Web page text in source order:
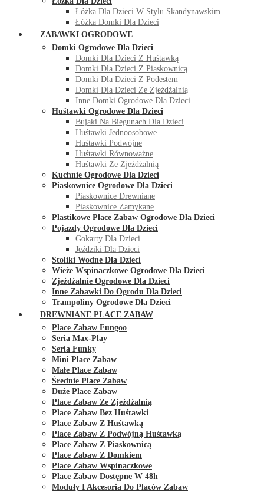
Łóżka Dla Dzieci W Stylu Skandynawskim
Łóżka Domki Dla Dzieci
ZABAWKI OGRODOWE
Domki Ogrodowe Dla Dzieci
Domki Dla Dzieci Z Huśtawką
Domki Dla Dzieci Z Piaskownicą
Domki Dla Dzieci Z Podestem
Domki Dla Dzieci Ze Zjeżdżalnią
Inne Domki Ogrodowe Dla Dzieci
Huśtawki Ogrodowe Dla Dzieci
Bujaki Na Biegunach Dla Dzieci
Huśtawki Jednoosobowe
Huśtawki Podwójne
Huśtawki Równoważne
Huśtawki Ze Zjeżdżalnią
Kuchnie Ogrodowe Dla Dzieci
Piaskownice Ogrodowe Dla Dzieci
Piaskownice Drewniane
Piaskownice Zamykane
Plastikowe Place Zabaw Ogrodowe Dla Dzieci
Pojazdy Ogrodowe Dla Dzieci
Gokarty Dla Dzieci
Jeździki Dla Dzieci
Stoliki Wodne Dla Dzieci
Wieże Wspinaczkowe Ogrodowe Dla Dzieci
Zjeżdżalnie Ogrodowe Dla Dzieci
Inne Zabawki Do Ogrodu Dla Dzieci
Trampoliny Ogrodowe Dla Dzieci
DREWNIANE PLACE ZABAW
Place Zabaw Fungoo
Seria Max-Play
Seria Funky
Mini Place Zabaw
Małe Place Zabaw
Średnie Place Zabaw
Duże Place Zabaw
Place Zabaw Ze Zjeżdżalnią
Place Zabaw Bez Huśtawki
Place Zabaw Z Huśtawką
Place Zabaw Z Podwójną Huśtawką
Place Zabaw Z Piaskownicą
Place Zabaw Z Domkiem
Place Zabaw Wspinaczkowe
Place Zabaw Dostępne W 48h
Moduły I Akcesoria Do Placów Zabaw